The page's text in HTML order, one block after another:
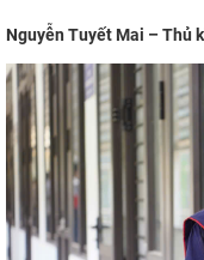
Nguyễn Tuyết Mai – Thủ